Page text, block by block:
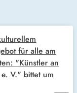
für alle am
"Künstler an
V." bittet um